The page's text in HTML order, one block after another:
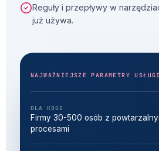
Reguły i przepływy w
już używa.
NAJWAŻNIEJSZE PARAMETRY USŁUGI
DLA KOGO
Firmy 30-500 osób z
procesami